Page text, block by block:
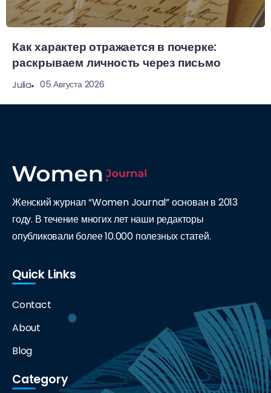
Как характер отражается в почерке:
раскрываем личность через письмо
Julia 05 Августа 2026
Женский журнал “Women Journal” основан в 2013
году. В течение многих лет наши редакторы
опубликовали более 10.000 полезных статей.
Quick Links
Contact
About
Blog
Category